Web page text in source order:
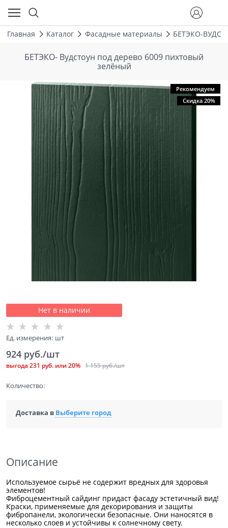
Главная Каталог Фасадные материалы БЕТЭКО-
БЕТЭКО- Вудстоун под дерево 6009 пихтовый
зелёный
Рекомендуем
Скидка 20%
Нет в наличии
Ед. измерения: шт
1 155 руб./шт
924 руб./шт
выгода 231 руб. или20%
Количество:
Доставка в Выберите город
Описание
Используемое сырьё не содержит вредных для здоровья
элементов!
Фиброцементный сайдинг придаст фасаду эстетичный вид!
Краски, применяемые для декорирования и защиты
фибропанели, экологически безопасные. Они наносятся в
несколько слоев и устойчивы к солнечному свету.